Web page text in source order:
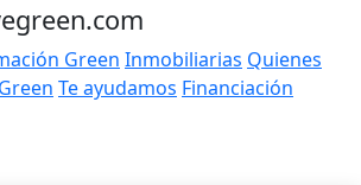
Green Inmobiliarias Quienes
Te ayudamos Financiación